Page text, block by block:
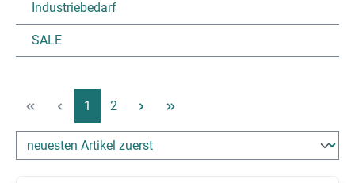
Industriebedarf
SALE
Page
1 Page
2